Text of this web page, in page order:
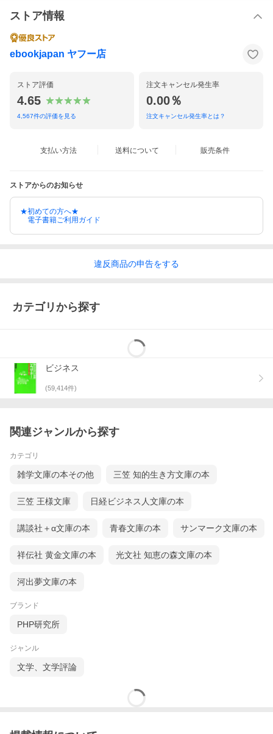
ストア情報
ebookjapan ヤフー店
ストア評価
4.65
4,567件の評価を見る
注文キャンセル発生率
0.00％
注文キャンセル発生率とは？
支払い方法 送料について 販売条件
ストアからのお知らせ
★初めての方へ★
電子書籍ご利用ガイド
違反商品の申告をする
カテゴリから探す
ビジネス
(59,414件)
関連ジャンルから探す
カテゴリ
雑学文庫の本その他 三笠 知的生き方文庫の本
三笠 王様文庫 日経ビジネス人文庫の本
講談社＋α文庫の本 青春文庫の本 サンマーク文庫の本
祥伝社 黄金文庫の本 光文社 知恵の森文庫の本
河出夢文庫の本
ブランド
PHP研究所
ジャンル
文学、文学評論